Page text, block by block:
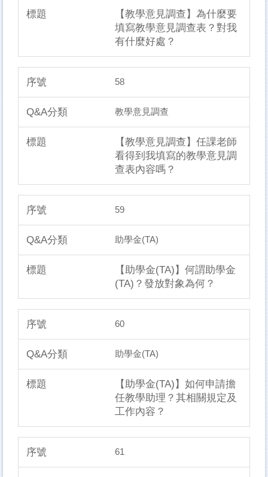
【教學意見調查】為什麼要
填寫教學意見調查表？對我
有什麼好處？
58
教學意見調查
【教學意見調查】任課老師
看得到我填寫的教學意見調
查表內容嗎？
59
助學金(TA)
【助學金(TA)】何謂助學金
(TA)？發放對象為何？
60
助學金(TA)
【助學金(TA)】如何申請擔
任教學助理？其相關規定及
工作內容？
61